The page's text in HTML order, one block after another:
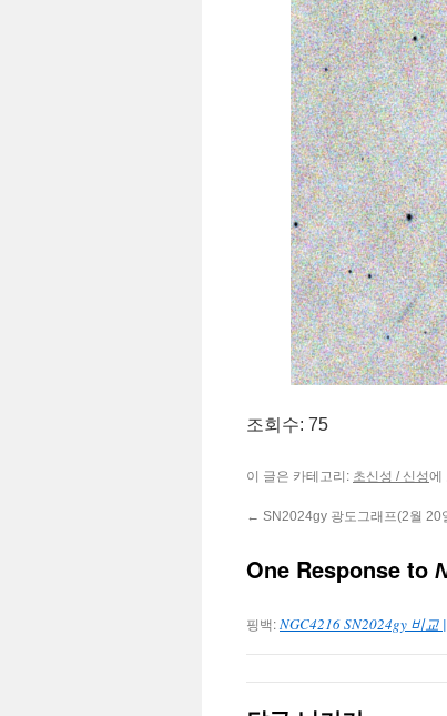
조회수: 75
이 글은 카테고리: 초신성 / 신성에
← SN2024gy 광도그래프(2월 20
One Response to
핑백:NGC4216 SN2024gy 비교